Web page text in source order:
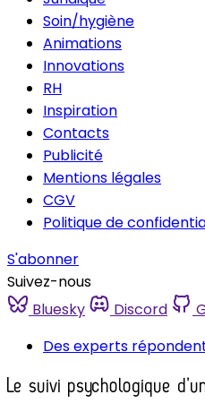
Soin/hygiène
Animations
Innovations
RH
Inspiration
Contacts
Publicité
Mentions légales
CGV
Politique de
S'abonner
Suivez-nous
Bluesky
Discord
Des experts
Le suivi psychologique